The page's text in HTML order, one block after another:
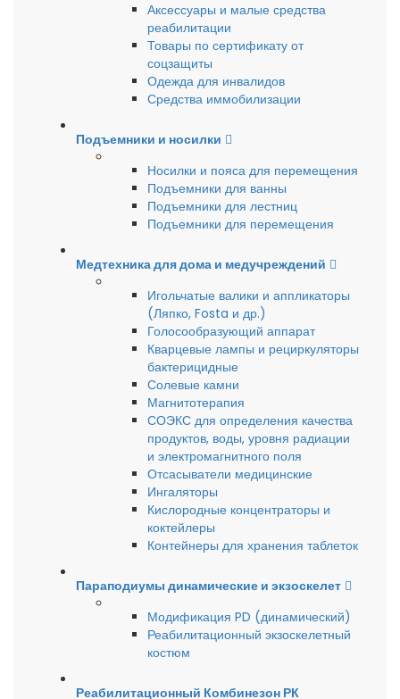
Аксессуары и малые средства
реабилитации
Товары по сертификату от
соцзащиты
Одежда для инвалидов
Средства иммобилизации
Подъемники и носилки
Носилки и пояса для перемещения
Подъемники для ванны
Подъемники для лестниц
Подъемники для перемещения
Медтехника для дома и медучреждений
Игольчатые валики и аппликаторы
(Ляпко, Fosta и др.)
Голосообразующий аппарат
Кварцевые лампы и рециркуляторы
бактерицидные
Солевые камни
Магнитотерапия
СОЭКС для определения качества
продуктов, воды, уровня радиации
и электромагнитного поля
Отсасыватели медицинские
Ингаляторы
Кислородные концентраторы и
коктейлеры
Контейнеры для хранения таблеток
Параподиумы динамические и экзоскелет
Модификация PD (динамический)
Реабилитационный экзоскелетный
костюм
Реабилитационный Комбинезон РК